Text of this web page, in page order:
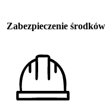
Zabezpieczenie środków